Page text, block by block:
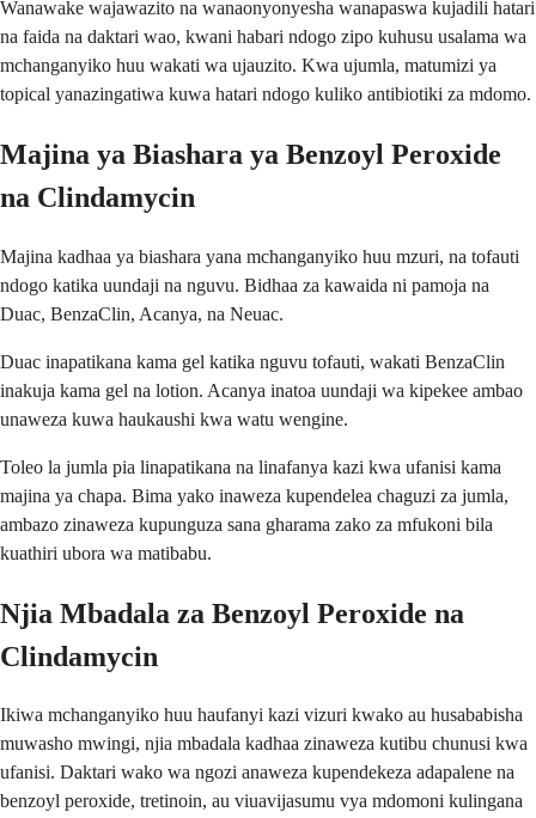
Wanawake wajawazito na wanaonyonyesha wanapaswa kujadili hatari
na faida na daktari wao, kwani habari ndogo zipo kuhusu usalama wa
mchanganyiko huu wakati wa ujauzito. Kwa ujumla, matumizi ya
topical yanazingatiwa kuwa hatari ndogo kuliko antibiotiki za mdomo.
Majina ya Biashara ya Benzoyl Peroxide
na Clindamycin
Majina kadhaa ya biashara yana mchanganyiko huu mzuri, na tofauti
ndogo katika uundaji na nguvu. Bidhaa za kawaida ni pamoja na
Duac, BenzaClin, Acanya, na Neuac.
Duac inapatikana kama gel katika nguvu tofauti, wakati BenzaClin
inakuja kama gel na lotion. Acanya inatoa uundaji wa kipekee ambao
unaweza kuwa haukaushi kwa watu wengine.
Toleo la jumla pia linapatikana na linafanya kazi kwa ufanisi kama
majina ya chapa. Bima yako inaweza kupendelea chaguzi za jumla,
ambazo zinaweza kupunguza sana gharama zako za mfukoni bila
kuathiri ubora wa matibabu.
Njia Mbadala za Benzoyl Peroxide na
Clindamycin
Ikiwa mchanganyiko huu haufanyi kazi vizuri kwako au husababisha
muwasho mwingi, njia mbadala kadhaa zinaweza kutibu chunusi kwa
ufanisi. Daktari wako wa ngozi anaweza kupendekeza adapalene na
benzoyl peroxide, tretinoin, au viuavijasumu vya mdomoni kulingana